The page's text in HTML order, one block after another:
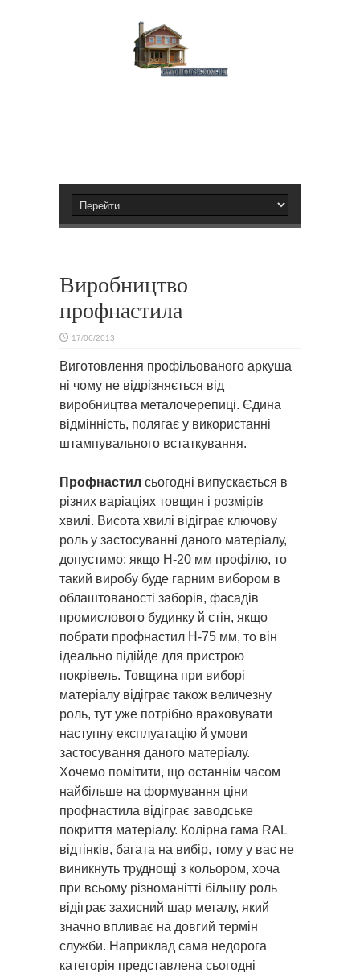
Виробництво
профнастила
17/06/2013
Виготовлення профільованого аркуша
ні чому не відрізняється від
виробництва металочерепиці. Єдина
відмінність, полягає у використанні
штампувального встаткування.
Профнастил сьогодні випускається в
різних варіаціях товщин і розмірів
хвилі. Висота хвилі відіграє ключову
роль у застосуванні даного матеріалу,
допустимо: якщо H-20 мм профілю, то
такий виробу буде гарним вибором в
облаштованості заборів, фасадів
промислового будинку й стін, якщо
побрати профнастил H-75 мм, то він
ідеально підійде для пристрою
покрівель. Товщина при виборі
матеріалу відіграє також величезну
роль, тут уже потрібно враховувати
наступну експлуатацію й умови
застосування даного матеріалу.
Хочемо помітити, що останнім часом
найбільше на формування ціни
профнастила відіграє заводське
покриття матеріалу. Колірна гама RAL
відтінків, багата на вибір, тому у вас не
виникнуть труднощі з кольором, хоча
при всьому різноманітті більшу роль
відіграє захисний шар металу, який
значно впливає на довгий термін
служби. Наприклад сама недорога
категорія представлена сьогодні